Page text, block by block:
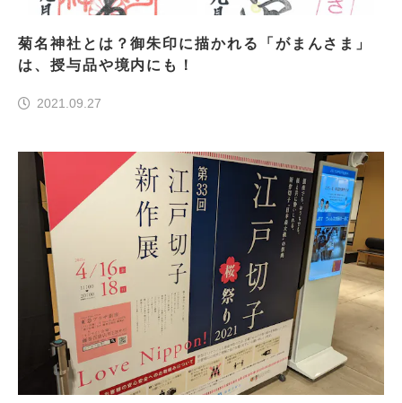
菊名神社とは？御朱印に描かれる「がまんさま」
は、授与品や境内にも！
2021.09.27